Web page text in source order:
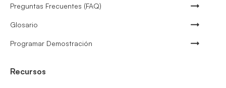
Preguntas Frecuentes (FAQ)
Glosario
Programar Demostración
Recursos